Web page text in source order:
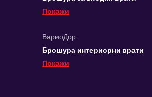
Покажи
ВариоДор
Брошура интериорни врати
Покажи